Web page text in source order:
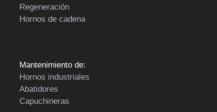
Regeneración
Hornos de cadena
Mantenimiento de:
Hornos industriales
Abatidores
Capuchineras